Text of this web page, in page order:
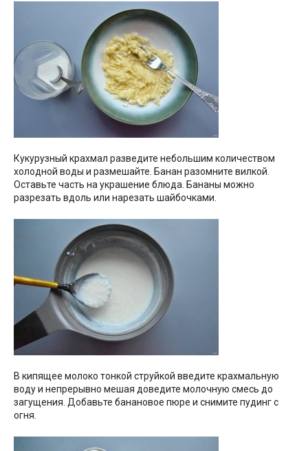
Кукурузный крахмал разведите небольшим количеством
холодной воды и размешайте. Банан разомните вилкой.
Оставьте часть на украшение блюда. Бананы можно
разрезать вдоль или нарезать шайбочками.
В кипящее молоко тонкой струйкой введите крахмальную
воду и непрерывно мешая доведите молочную смесь до
загущения. Добавьте банановое пюре и снимите пудинг с
огня.